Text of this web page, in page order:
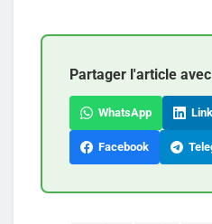
Partager l'article
WhatsApp
Facebook